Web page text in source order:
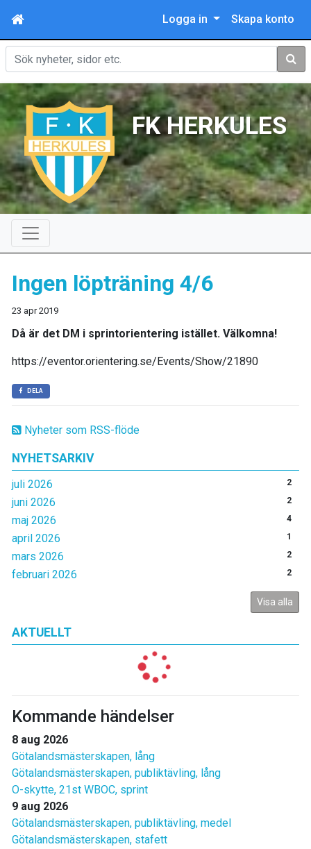
Logga in Skapa konto
Sök
FK HERKULES
Nyheter som RSS-flöde
NYHETSARKIV
juli 2026 2
juni 2026 2
maj 2026 4
april 2026 1
mars 2026 2
februari 2026 2
Visa alla
AKTUELLT
Kommande händelser
8 aug 2026
Götalandsmästerskapen, lång
Götalandsmästerskapen, publiktävling, lång
O-skytte, 21st WBOC, sprint
9 aug 2026
Götalandsmästerskapen, publiktävling, medel
Götalandsmästerskapen, stafett
Ingen löpträning 4/6
23 apr 2019
Då är det DM i sprintorientering istället. Välkomna!
https://eventor.orientering.se/Events/Show/21890
DELA